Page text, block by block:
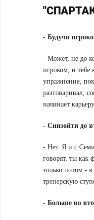
- Будучи
- Может, не до
игроком, и тебе
упражнение,
разговаривал,
начинает
- Снизойти до
- Нет. Я и с
говорят, ты как
только потом -
тренерскую
- Больше во